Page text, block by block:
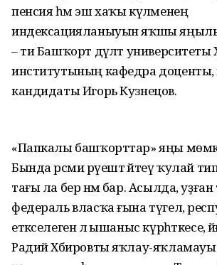
пенсия һәм эш хаҡы күләменең
индексацияланыуын яҡшы
– ти Башҡорт дәүләт
институтының кафедра доценты,
кандидаты Игорь Кузнецов.
«Папкалы башҡорттар» яңы
Бында рәсми рәүештә әйтеү ҡулай
тағы ла бер нәмә бар. Асылда,
федераль власҡа ғына түгел,
етәкселегенә лә ышаныс
Радий Хәбировты яҡлау-